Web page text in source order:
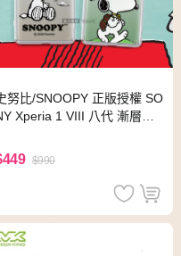
努比/SNOOPY 正版授權 SO
Xperia 1 VIII 八代 漸層彩
$990